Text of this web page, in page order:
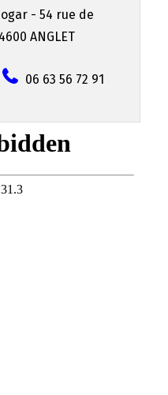
- 54 rue de
ANGLET
06 63 56 72 91